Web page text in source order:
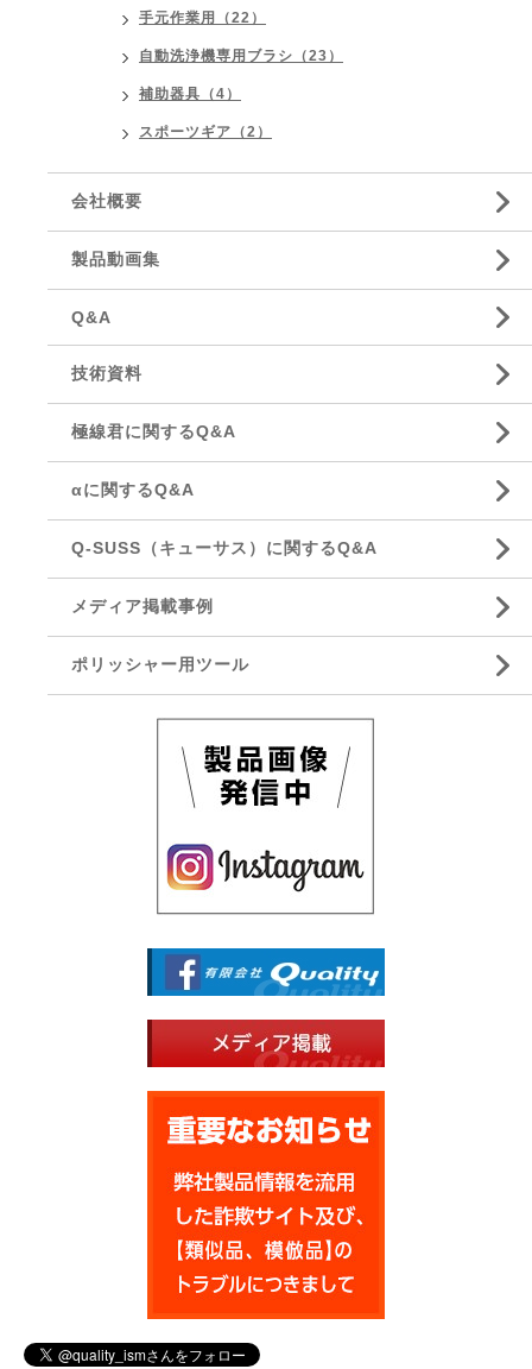
手元作業用（22）
自動洗浄機専用ブラシ（23）
補助器具（4）
スポーツギア（2）
会社概要
製品動画集
Q&A
技術資料
極線君に関するQ&A
αに関するQ&A
Q-SUSS（キューサス）に関するQ&A
メディア掲載事例
ポリッシャー用ツール